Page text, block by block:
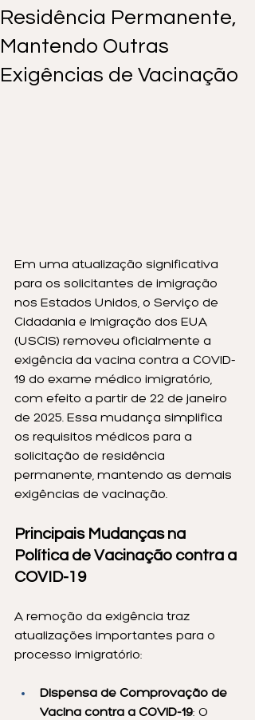
Residência Permanente,
Mantendo Outras
Exigências de Vacinação
Em uma atualização significativa
para os solicitantes de imigração
nos Estados Unidos, o Serviço de
Cidadania e Imigração dos EUA
(USCIS) removeu oficialmente a
exigência da vacina contra a COVID-
19 do exame médico imigratório,
com efeito a partir de 22 de janeiro
de 2025. Essa mudança simplifica
os requisitos médicos para a
solicitação de residência
permanente, mantendo as demais
exigências de vacinação.
Principais Mudanças na
Política de Vacinação contra a
COVID-19
A remoção da exigência traz
atualizações importantes para o
processo imigratório:
Dispensa de Comprovação de
Vacina contra a COVID-19: O